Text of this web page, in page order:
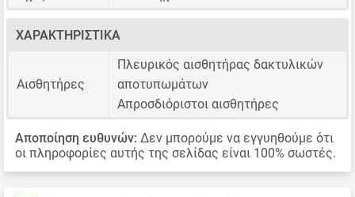
ΧΑΡΑΚΤΗΡΙΣΤΙΚΆ
Αισθητήρες
Πλευρικός αισθητήρας δακτυλικών
αποτυπωμάτων
Απροσδιόριστοι αισθητήρες
Αποποίηση ευθυνών: Δεν μπορούμε να εγγυηθούμε ότι
οι πληροφορίες αυτής της σελίδας είναι 100% σωστές.